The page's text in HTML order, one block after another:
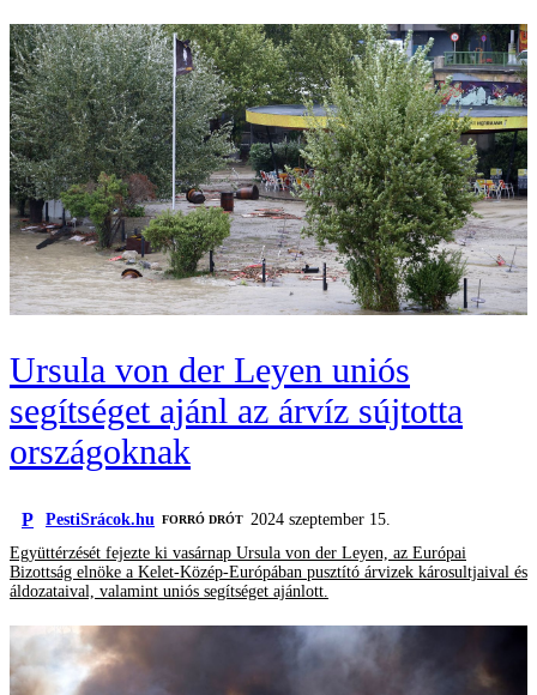
Ursula von der Leyen uniós
segítséget ajánl az árvíz sújtotta
országoknak
P PestiSrácok.hu FORRÓ DRÓT
2024 szeptember 15.
Együttérzését fejezte ki vasárnap Ursula von der Leyen, az Európai
Bizottság elnöke a Kelet-Közép-Európában pusztító árvizek károsultjaival és
áldozataival, valamint uniós segítséget ajánlott.